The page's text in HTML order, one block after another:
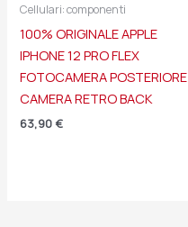
Cellulari: componenti
100% ORIGINALE APPLE
IPHONE 12 PRO FLEX
FOTOCAMERA POSTERIORE
CAMERA RETRO BACK
63,90 €